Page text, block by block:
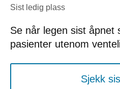
Sist ledig plass
Se når legen sist åpnet
pasienter utenom
Sjekk